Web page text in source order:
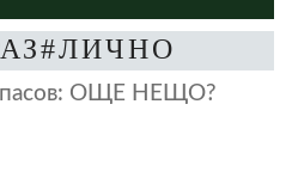
ОЩЕ НЕЩО?